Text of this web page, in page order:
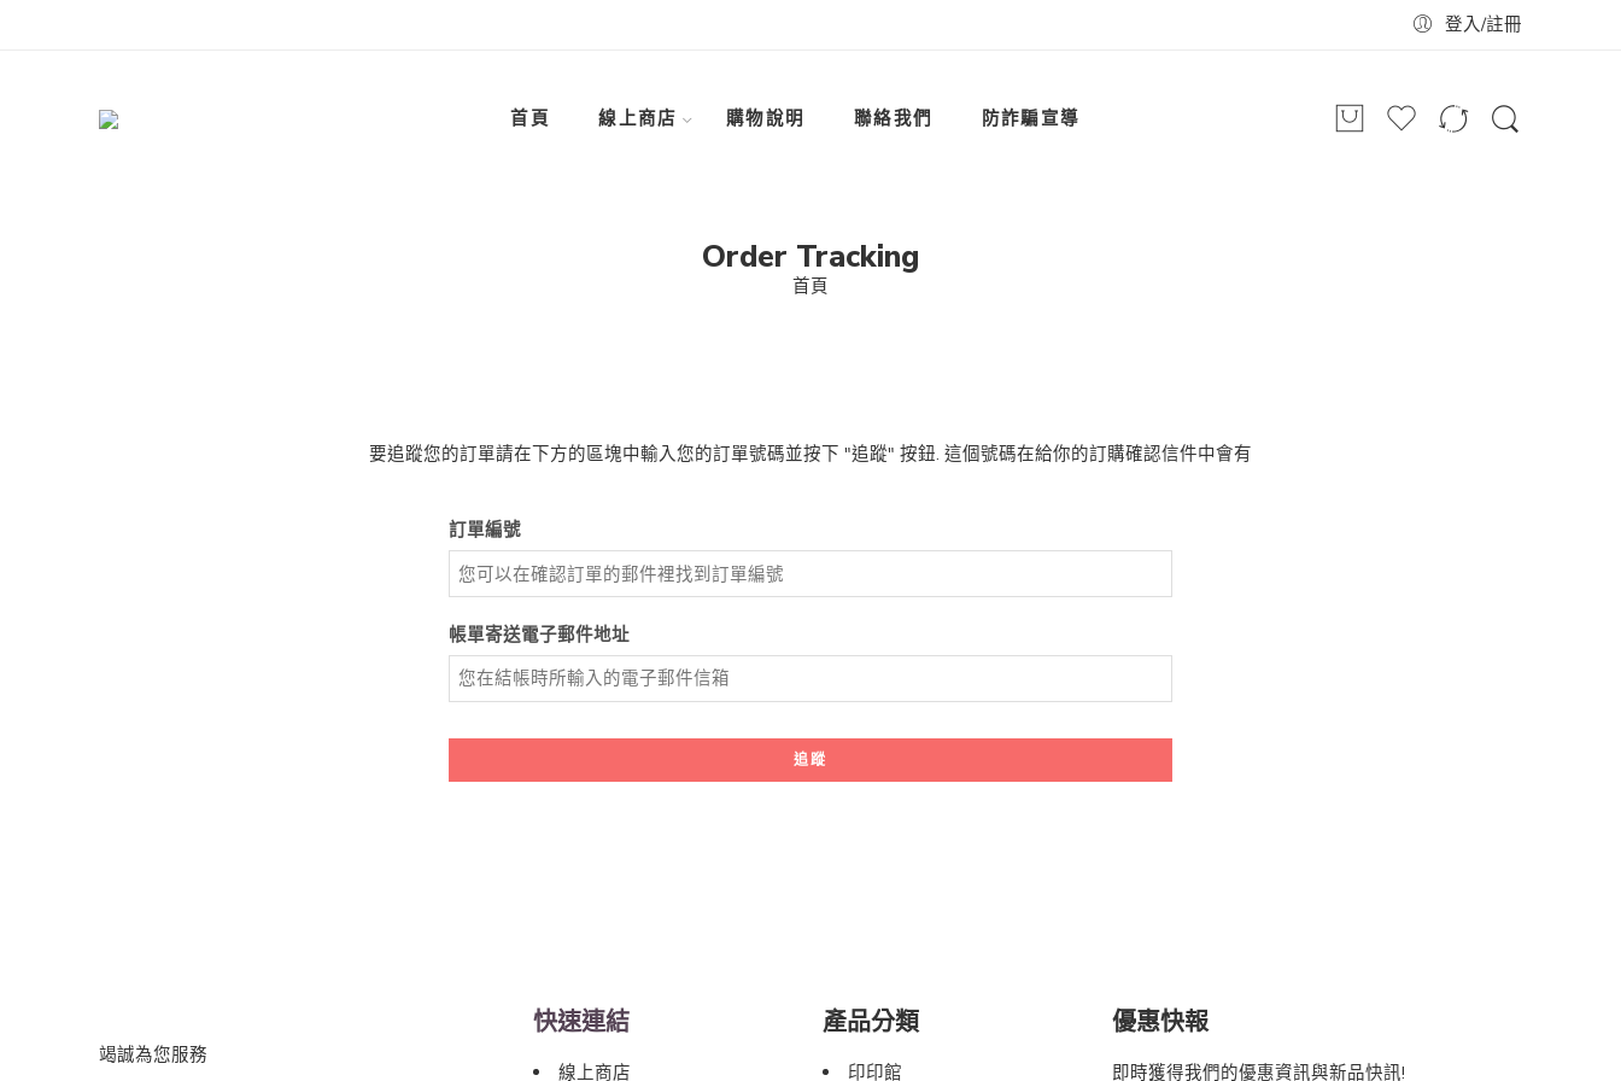
登入/註冊
首頁 線上商店 購物說明 聯絡我們 防詐騙宣導
Order Tracking
首頁
要追蹤您的訂單請在下方的區塊中輸入您的訂單號碼並按下 "追蹤" 按鈕. 這個號碼在給你的訂購確認信件中會有
訂單編號
帳單寄送電子郵件地址
追蹤
竭誠為您服務
快速連結
線上商店
產品分類
印印館
優惠快報
即時獲得我們的優惠資訊與新品快訊!